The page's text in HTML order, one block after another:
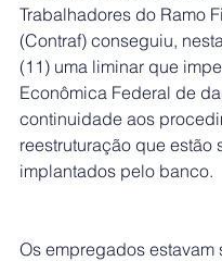
Trabalhadores do Ramo
(Contraf) conseguiu,
(11) uma liminar que
Econômica Federal de
continuidade aos
reestruturação que estão
implantados pelo banco.
Os empregados estavam